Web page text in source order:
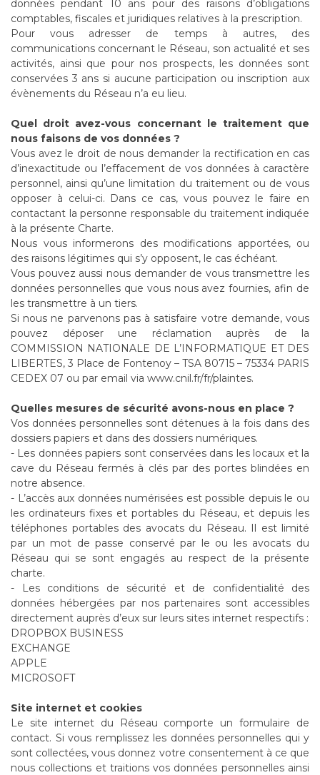
données pendant 10 ans pour des raisons d’obligations
comptables, fiscales et juridiques relatives à la prescription.
Pour vous adresser de temps à autres, des
communications concernant le Réseau, son actualité et ses
activités, ainsi que pour nos prospects, les données sont
conservées 3 ans si aucune participation ou inscription aux
évènements du Réseau n’a eu lieu.
Quel droit avez-vous concernant le traitement que
nous faisons de vos données ?
Vous avez le droit de nous demander la rectification en cas
d’inexactitude ou l’effacement de vos données à caractère
personnel, ainsi qu’une limitation du traitement ou de vous
opposer à celui-ci. Dans ce cas, vous pouvez le faire en
contactant la personne responsable du traitement indiquée
à la présente Charte.
Nous vous informerons des modifications apportées, ou
des raisons légitimes qui s’y opposent, le cas échéant.
Vous pouvez aussi nous demander de vous transmettre les
données personnelles que vous nous avez fournies, afin de
les transmettre à un tiers.
Si nous ne parvenons pas à satisfaire votre demande, vous
pouvez déposer une réclamation auprès de la
COMMISSION NATIONALE DE L’INFORMATIQUE ET DES
LIBERTES, 3 Place de Fontenoy – TSA 80715 – 75334 PARIS
CEDEX 07 ou par email via www.cnil.fr/fr/plaintes.
Quelles mesures de sécurité avons-nous en place ?
Vos données personnelles sont détenues à la fois dans des
dossiers papiers et dans des dossiers numériques.
- Les données papiers sont conservées dans les locaux et la
cave du Réseau fermés à clés par des portes blindées en
notre absence.
- L’accès aux données numérisées est possible depuis le ou
les ordinateurs fixes et portables du Réseau, et depuis les
téléphones portables des avocats du Réseau. Il est limité
par un mot de passe conservé par le ou les avocats du
Réseau qui se sont engagés au respect de la présente
charte.
- Les conditions de sécurité et de confidentialité des
données hébergées par nos partenaires sont accessibles
directement auprès d’eux sur leurs sites internet respectifs :
DROPBOX BUSINESS
EXCHANGE
APPLE
MICROSOFT
Site internet et cookies
Le site internet du Réseau comporte un formulaire de
contact. Si vous remplissez les données personnelles qui y
sont collectées, vous donnez votre consentement à ce que
nous collections et traitions vos données personnelles ainsi